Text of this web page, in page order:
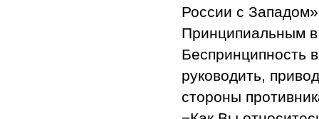
России с
Принципиальным
Беспринципность
руководить,
стороны